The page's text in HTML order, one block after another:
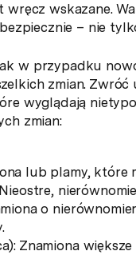
wskazane.
– nie
w przypadku
zmian.
wyglądają
zmian:
lub plamy, które
o
Znamiona